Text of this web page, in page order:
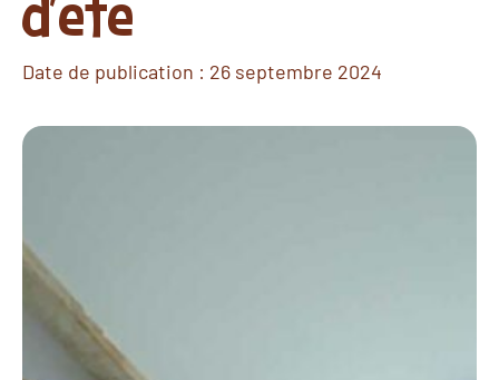
Date de publication : 26 septembre 2024